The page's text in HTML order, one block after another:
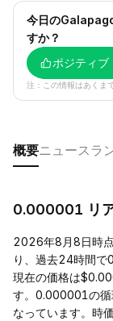
今日の
すか？
ポジティブ
注：この情報はあくま
概要ニュース ラ
0.000001 リ
2026年8月8日時
り、過去24時間
現在の価格は
す。0.000001の循
なっています。時